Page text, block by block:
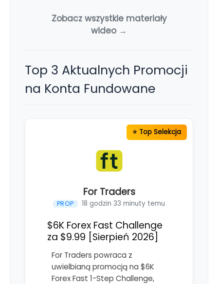
Zobacz wszystkie materiały
wideo →
Top 3 Aktualnych Promocji
na Konta Fundowane
For Traders
PROP 18 godzin 33 minuty temu
$6K Forex Fast Challenge
za $9.99 [Sierpień 2026]
For Traders powraca z
uwielbianą promocją na $6K
Forex Fast 1-Step Challenge,